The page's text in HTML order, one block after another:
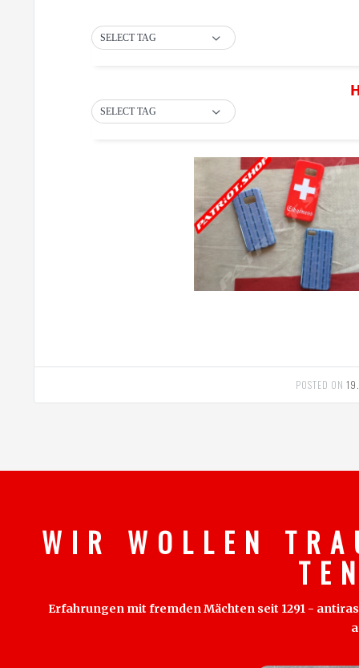
SELECT TAG
SELECT TAG
POSTED ON
W I R W O L L E N T R
T E
Erfahrungen mit fremden Mächten seit 1291 -